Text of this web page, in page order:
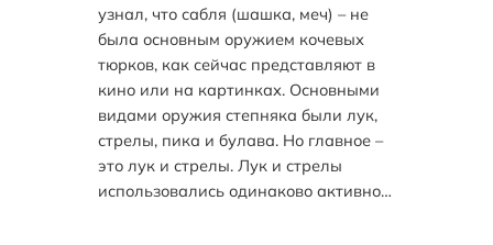
узнал, что сабля (шашка, меч) – не
была основным оружием кочевых
тюрков, как сейчас представляют в
кино или на картинках. Основными
видами оружия степняка были лук,
стрелы, пика и булава. Но главное –
это лук и стрелы. Лук и стрелы
использовались одинаково активно…